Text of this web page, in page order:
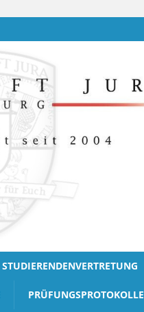
STUDIERENDENVERTRETUNG
PRÜFUNGSPROTOKOLLE